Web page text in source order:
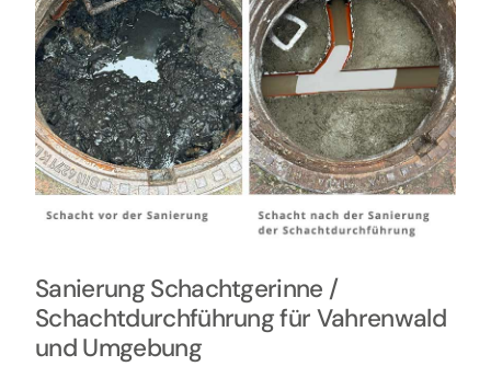
Sanierung Schachtgerinne /
Schachtdurchführung für Vahrenwald
und Umgebung